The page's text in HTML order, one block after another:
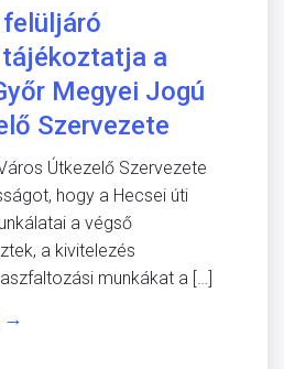
a
Megyei Jogú
Szervezete
Útkezelő Szervezete
hogy a Hecsei úti
a végső
a kivitelezés
munkákat a […]
→